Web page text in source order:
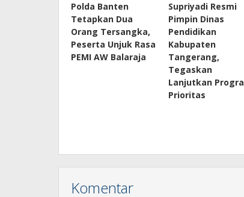
Polda Banten
Tetapkan Dua
Orang Tersangka,
Peserta Unjuk Rasa
PEMI AW Balaraja
Supriyadi Resmi
Pimpin Dinas
Pendidikan
Kabupaten
Tangerang,
Tegaskan
Lanjutkan
Prioritas
Komentar